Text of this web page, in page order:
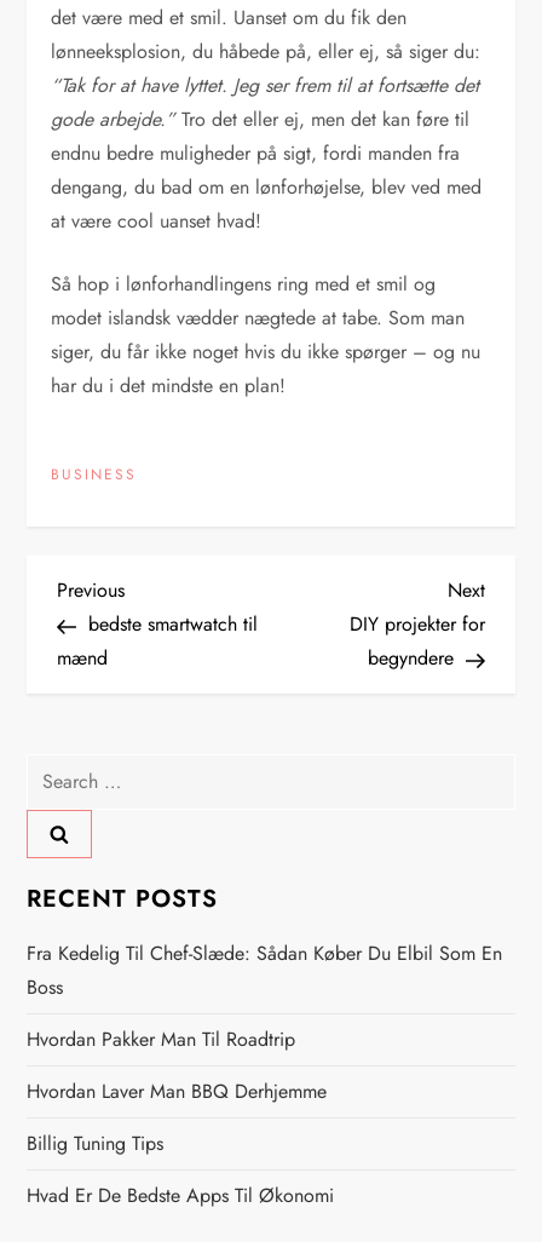
det være med et smil. Uanset om du fik den
lønneeksplosion, du håbede på, eller ej, så siger du:
“Tak for at have lyttet. Jeg ser frem til at fortsætte det
gode arbejde.”Tro det eller ej, men det kan føre til
endnu bedre muligheder på sigt, fordi manden fra
dengang, du bad om en lønforhøjelse, blev ved med
at være cool uanset hvad!
Så hop i lønforhandlingens ring med et smil og
modet islandsk vædder nægtede at tabe. Som man
siger, du får ikke noget hvis du ikke spørger – og nu
har du i det mindste en plan!
BUSINESS
P
o
t
n
a
v
i
g
a
t
Previous
Post
Previous
bedste smartwatch til
mænd
Next
Post
Next
DIY projekter for
begyndere
Search
for:
RECENT POSTS
Fra Kedelig Til Chef-Slæde: Sådan Køber Du Elbil Som En
Boss
Hvordan Pakker Man Til Roadtrip
Hvordan Laver Man BBQ Derhjemme
Billig Tuning Tips
Hvad Er De Bedste Apps Til Økonomi